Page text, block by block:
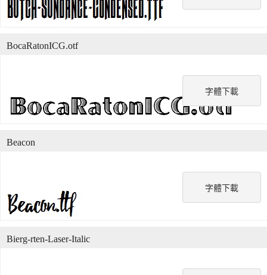
字體下載
BocaRatonICG.otf
字體下載
Beacon
Bierg-rten-Laser-Italic